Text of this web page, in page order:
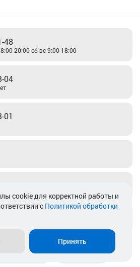
48
20:00 сб-вс 9:00-18:00
04
01
выдачи Магазины
cookie для корректной работы и
с Политикой обработки
Принять